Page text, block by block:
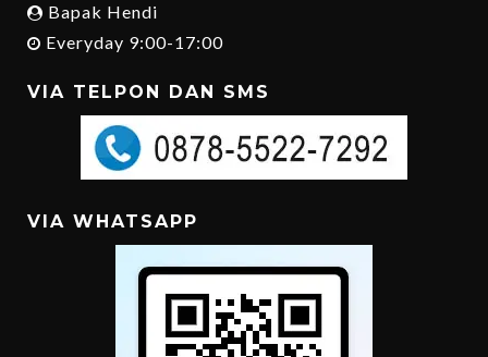
Bapak Hendi
Everyday 9:00-17:00
VIA TELPON DAN SMS
VIA WHATSAPP